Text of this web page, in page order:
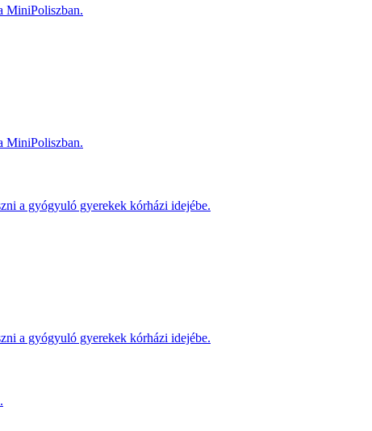
MiniPoliszban.
MiniPoliszban.
a gyógyuló gyerekek kórházi idejébe.
a gyógyuló gyerekek kórházi idejébe.